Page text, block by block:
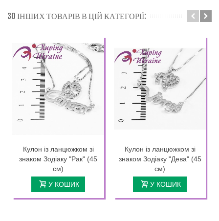
30 ІНШИХ ТОВАРІВ В ЦІЙ КАТЕГОРІЇ:
Кулон із ланцюжком зі
знаком Зодіаку "Рак" (45
см)
У КОШИК
Кулон із ланцюжком зі
знаком Зодіаку "Дева" (45
см)
У КОШИК